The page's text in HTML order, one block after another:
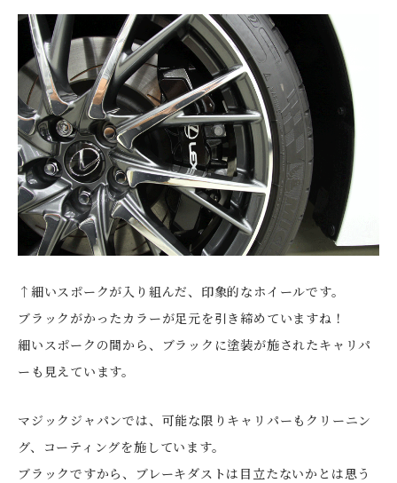
↑細いスポークが入り組んだ、印象的なホイールです。
ブラックがかったカラーが足元を引き締めていますね！
細いスポークの間から、ブラックに塗装が施されたキャリパ
ーも見えています。
マジックジャパンでは、可能な限りキャリパーもクリーニン
グ、コーティングを施しています。
ブラックですから、ブレーキダストは目立たないかとは思う